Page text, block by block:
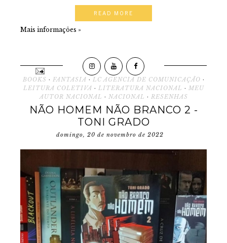
READ MORE
Mais informações »
BOOKS · FANTASIA · LC AGENCIA DE COMUNICAÇÃO ·
LEITURA COLETIVA · LITERATURA NACIONAL · MEU
AUTOR NACIONAL · NACIONAL · RESENHAS
NÃO HOMEM NÃO BRANCO 2 -
TONI GRADO
domingo, 20 de novembro de 2022